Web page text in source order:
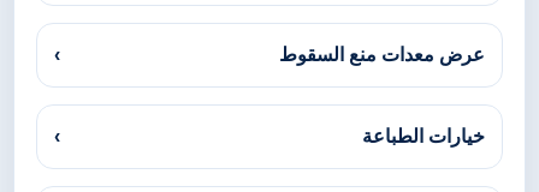
عرض معدات منع السقوط ›
خيارات الطباعة ›